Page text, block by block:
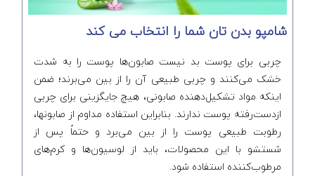
شامپو بدن تان شما را انتخاب می کند
چربی برای پوست بد نیست صابون‌ها پوست را به شدت
خشک می‌کنند و چربی طبیعی آن را از بین می‌برند؛ ضمن
اینکه مواد تشکیل‌دهنده صابونی، هیچ جایگزینی برای چربی
ازدست‌رفته پوست ندارند. بنابراین استفاده مداوم از صابونها،
رطوبت طبیعی پوست را از بین می‌برد و حتماً پس از
شستشو با این محصولات، باید از لوسیون‌ها و کرم‌های
مرطوب‌کننده استفاده شود.